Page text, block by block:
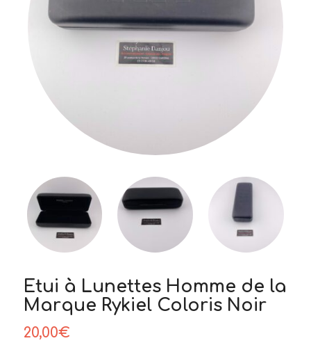
Etui à Lunettes Homme de la
Marque Rykiel Coloris Noir
20,00€